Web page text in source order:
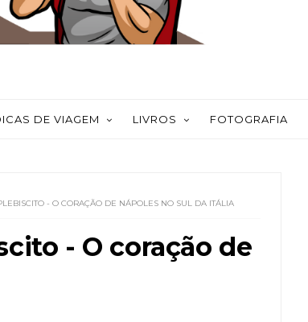
DE VIAGEM LIVROS FOTOGRAFIA
- O CORAÇÃO DE NÁPOLES NO SUL DA ITÁLIA
- O coração de